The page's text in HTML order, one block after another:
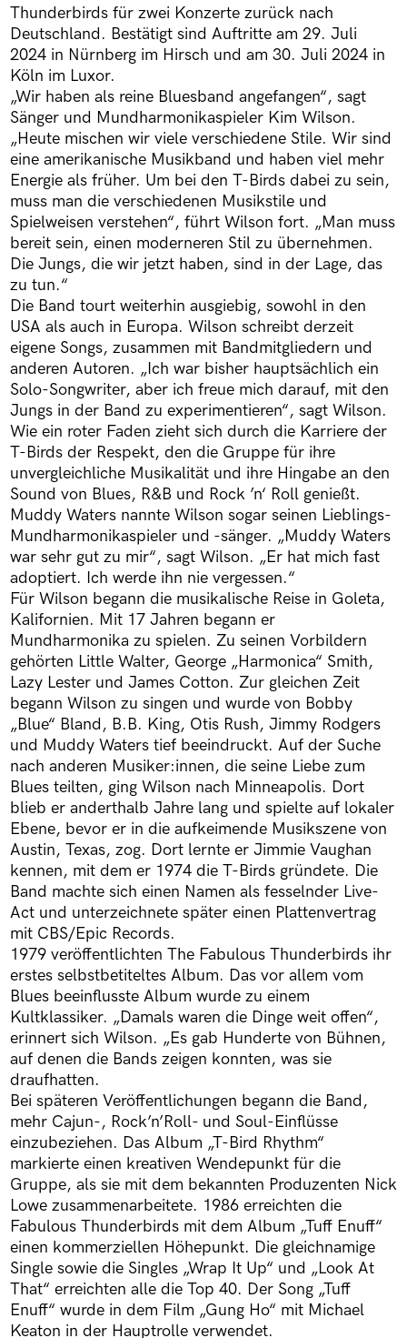
Thunderbirds für zwei Konzerte zurück nach
Deutschland. Bestätigt sind Auftritte am 29. Juli
2024 in Nürnberg im Hirsch und am 30. Juli 2024 in
Köln im Luxor.
„Wir haben als reine Bluesband angefangen“, sagt
Sänger und Mundharmonikaspieler Kim Wilson.
„Heute mischen wir viele verschiedene Stile. Wir sind
eine amerikanische Musikband und haben viel mehr
Energie als früher. Um bei den T-Birds dabei zu sein,
muss man die verschiedenen Musikstile und
Spielweisen verstehen“, führt Wilson fort. „Man muss
bereit sein, einen moderneren Stil zu übernehmen.
Die Jungs, die wir jetzt haben, sind in der Lage, das
zu tun.“
Die Band tourt weiterhin ausgiebig, sowohl in den
USA als auch in Europa. Wilson schreibt derzeit
eigene Songs, zusammen mit Bandmitgliedern und
anderen Autoren. „Ich war bisher hauptsächlich ein
Solo-Songwriter, aber ich freue mich darauf, mit den
Jungs in der Band zu experimentieren“, sagt Wilson.
Wie ein roter Faden zieht sich durch die Karriere der
T-Birds der Respekt, den die Gruppe für ihre
unvergleichliche Musikalität und ihre Hingabe an den
Sound von Blues, R&B und Rock ’n‘ Roll genießt.
Muddy Waters nannte Wilson sogar seinen Lieblings-
Mundharmonikaspieler und -sänger. „Muddy Waters
war sehr gut zu mir“, sagt Wilson. „Er hat mich fast
adoptiert. Ich werde ihn nie vergessen.“
Für Wilson begann die musikalische Reise in Goleta,
Kalifornien. Mit 17 Jahren begann er
Mundharmonika zu spielen. Zu seinen Vorbildern
gehörten Little Walter, George „Harmonica“ Smith,
Lazy Lester und James Cotton. Zur gleichen Zeit
begann Wilson zu singen und wurde von Bobby
„Blue“ Bland, B.B. King, Otis Rush, Jimmy Rodgers
und Muddy Waters tief beeindruckt. Auf der Suche
nach anderen Musiker:innen, die seine Liebe zum
Blues teilten, ging Wilson nach Minneapolis. Dort
blieb er anderthalb Jahre lang und spielte auf lokaler
Ebene, bevor er in die aufkeimende Musikszene von
Austin, Texas, zog. Dort lernte er Jimmie Vaughan
kennen, mit dem er 1974 die T-Birds gründete. Die
Band machte sich einen Namen als fesselnder Live-
Act und unterzeichnete später einen Plattenvertrag
mit CBS/Epic Records.
1979 veröffentlichten The Fabulous Thunderbirds ihr
erstes selbstbetiteltes Album. Das vor allem vom
Blues beeinflusste Album wurde zu einem
Kultklassiker. „Damals waren die Dinge weit offen“,
erinnert sich Wilson. „Es gab Hunderte von Bühnen,
auf denen die Bands zeigen konnten, was sie
draufhatten.
Bei späteren Veröffentlichungen begann die Band,
mehr Cajun-, Rock’n’Roll- und Soul-Einflüsse
einzubeziehen. Das Album „T-Bird Rhythm“
markierte einen kreativen Wendepunkt für die
Gruppe, als sie mit dem bekannten Produzenten Nick
Lowe zusammenarbeitete. 1986 erreichten die
Fabulous Thunderbirds mit dem Album „Tuff Enuff“
einen kommerziellen Höhepunkt. Die gleichnamige
Single sowie die Singles „Wrap It Up“ und „Look At
That“ erreichten alle die Top 40. Der Song „Tuff
Enuff“ wurde in dem Film „Gung Ho“ mit Michael
Keaton in der Hauptrolle verwendet.